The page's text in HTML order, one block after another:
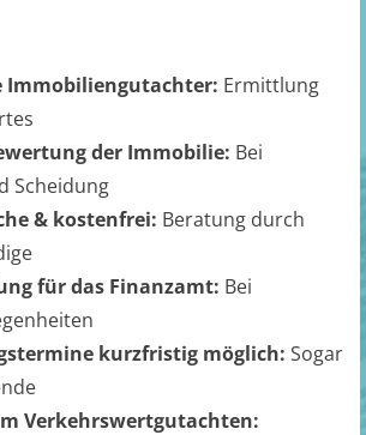
Immobiliengutachter: Ermittlung
der Immobilie: Bei
Scheidung
& kostenfrei: Beratung durch
für das Finanzamt: Bei
kurzfristig möglich: Sogar
Verkehrswertgutachten: